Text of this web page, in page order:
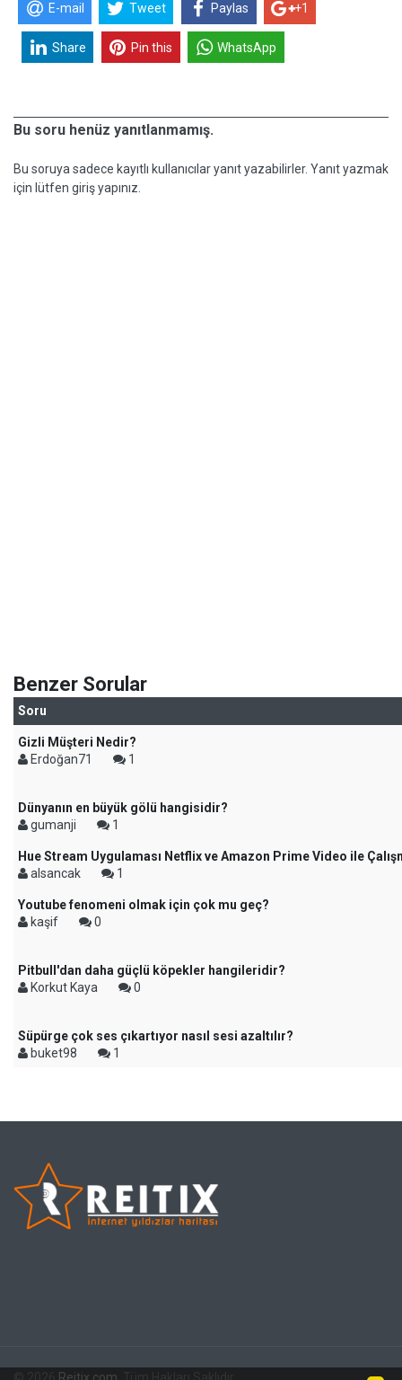
E-mail Tweet Paylas +1
Share Pin this WhatsApp
Bu soru henüz yanıtlanmamış.
Bu soruya sadece kayıtlı kullanıcılar yanıt yazabilirler. Yanıt yazmak
için lütfen giriş yapınız.
Benzer Sorular
Soru
Gizli Müşteri Nedir?
Erdoğan71
1
Dünyanın en büyük gölü hangisidir?
gumanji
1
Hue Stream Uygulaması Netflix ve Amazon Prime Video ile
alsancak
1
Youtube fenomeni olmak için çok mu geç?
kaşif
0
Pitbull'dan daha güçlü köpekler hangileridir?
Korkut Kaya
0
Süpürge çok ses çıkartıyor nasıl sesi azaltılır?
buket98
1